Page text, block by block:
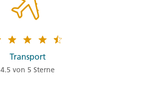
Transport
4.5 von 5 Sterne